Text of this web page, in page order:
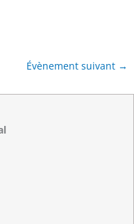
Évènement suivant →